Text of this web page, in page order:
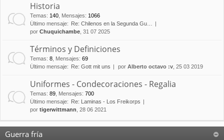
Historia
Temas: 140 Mensajes: 1066
Último mensaje:
Re: Chilenos en la Segunda Gu…
por Chuquichambe , 31 07 2025
Términos y Definiciones
Temas: 8 Mensajes: 69
Último mensaje:
Re: Gott mit uns por Alberto octavo :v , 25 03 2019
Uniformes - Condecoraciones - Regalia
Temas: 89 Mensajes: 700
Último mensaje:
Re: Laminas - Los Freikorps
por tigerwittmann , 28 06 2021
Guerra fría